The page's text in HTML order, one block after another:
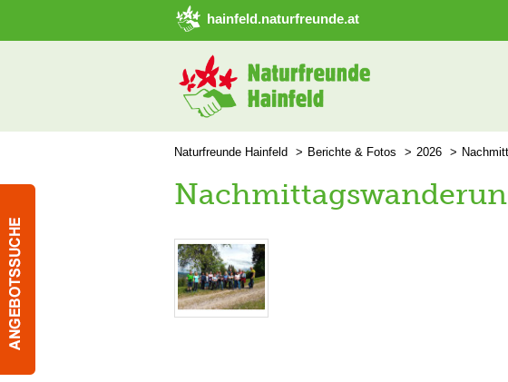
➜ Hauptregion der Seite anspringen
hainfeld.naturfreunde.at
Naturfreunde Hainfeld Berichte & Fotos 2026